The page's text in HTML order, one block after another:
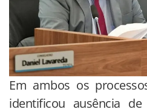
Em ambos os
identificou ausência